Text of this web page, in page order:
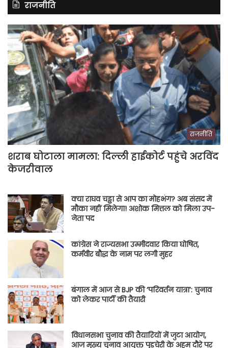
राजनीति
राजनीति
शराब घोटाला मामला: दिल्ली हाईकोर्ट पहुंचे अरविंद
केजरीवाल
क्या राघव चड्ढा से आप का मोहभंग? अब संसद में
मौका नहीं मिलेगा! अशोक मित्तल को मिला उप-
नेता पद
कांग्रेस ने राज्यसभा उम्मीदवार किया घोषित,
कर्मवीर बौद्ध के नाम पर लगी मुहर
बंगाल में आज से BJP की ‘परिवर्तन यात्रा’: चुनाव
को लेकर पार्टी की तैयारी
विधानसभा चुनाव की तैयारियों में जुटा आयोग,
आज मुख्य चुनाव आयुक्त पुडुचेरी के अहम दौरे पर